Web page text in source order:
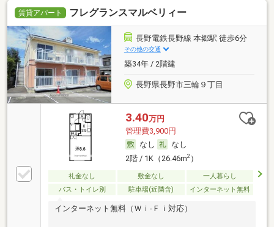
賃貸アパート フレグランスマルベリィー
長野電鉄長野線 本郷駅 徒歩6分
その他の交通
築34年 / 2階建
長野県長野市三輪９丁目
3.40万円
管理費3,900円
なし
なし
2階 / 1K（26.46m2）
礼金なし 敷金なし
一人暮らし
バス・トイレ別
駐車場(近隣含) インターネット無料
インターネット無料（Ｗｉ-Ｆｉ対応）